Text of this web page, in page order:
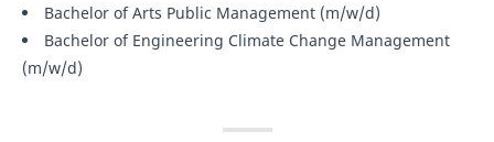
Bachelor of Arts Public Management (m/w/d)
Bachelor of Engineering Climate Change Management
(m/w/d)